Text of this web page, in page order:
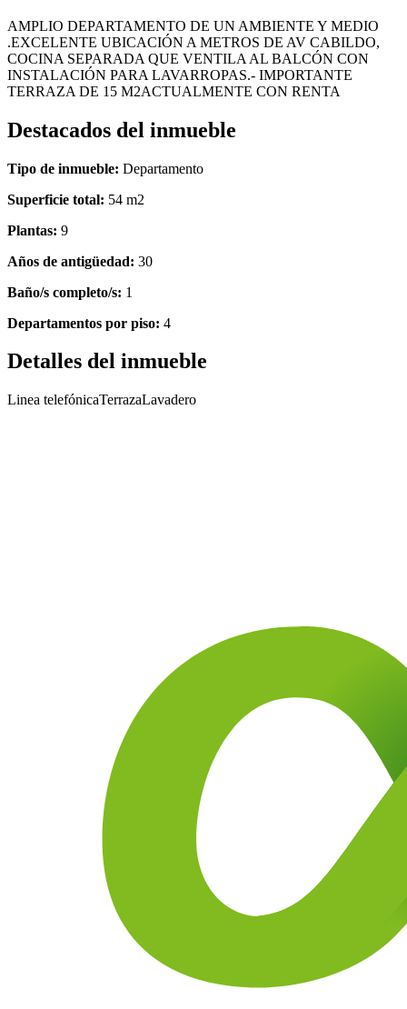
AMPLIO DEPARTAMENTO DE UN AMBIENTE Y MEDIO
.EXCELENTE UBICACIÓN A METROS DE AV CABILDO,
COCINA SEPARADA QUE VENTILA AL BALCÓN CON
INSTALACIÓN PARA LAVARROPAS.- IMPORTANTE
TERRAZA DE 15 M2ACTUALMENTE CON RENTA
Destacados del inmueble
Tipo de inmueble: Departamento
Superficie total: 54 m2
Plantas: 9
Años de antigüedad: 30
Baño/s completo/s: 1
Departamentos por piso: 4
Detalles del inmueble
Linea telefónicaTerrazaLavadero